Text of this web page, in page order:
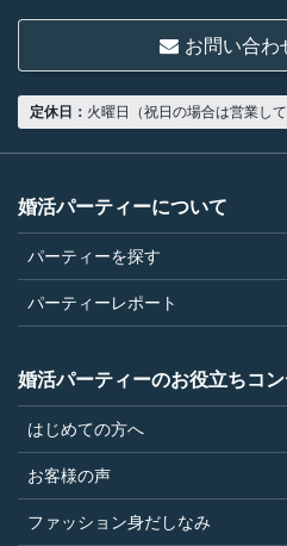
18歳以上の独身者で
男性は収入があるこ
当社の指定する環境
当社が企画するパー
されている年齢条件
こと。
参加条件があり証明
ーは、その条件にあ
弊社が希望する証明
過去に、当社運営サ
正行為、ストーカー
ードの不正利用その
したことがないこと
お問い合わ
定休日： 火曜日（祝日の場合は営業して
婚活パーティーについて
パーティーを探す
パーティーレポート
婚活パーティーのお役立ちコ
はじめての方へ
お客様の声
ファッション身だしなみ